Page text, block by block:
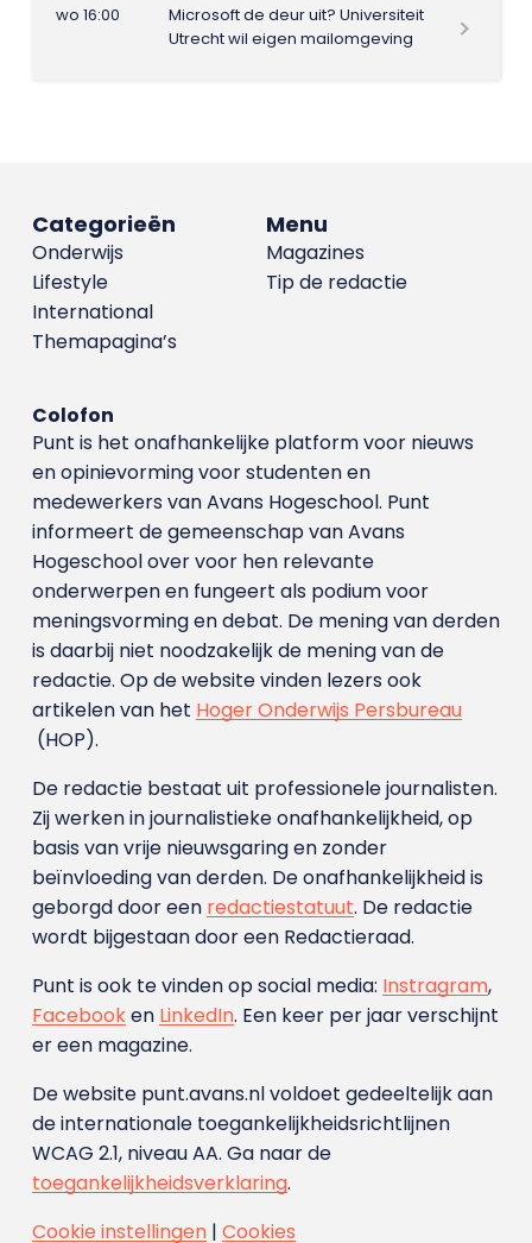
wo 16:00
Microsoft de deur uit? Universiteit
Utrecht wil eigen mailomgeving
Menu
Magazines
Tip de redactie
Categorieën
Onderwijs
Lifestyle
International
Themapagina’s
Colofon
Punt is het onafhankelijke platform voor nieuws
en opinievorming voor studenten en
medewerkers van Avans Hoge­school. Punt
informeert de gemeenschap van Avans
Hogeschool over voor hen relevante
onderwerpen en fungeert als podium voor
meningsvorming en debat. De mening van derden
is daarbij niet noodzakelijk de mening van de
redactie. Op de website vinden lezers ook
artikelen van het Hoger Onderwijs Persbureau
(HOP).
De redactie bestaat uit professionele journalisten.
Zij werken in journalistieke onafhankelijkheid, op
basis van vrije nieuwsgaring en zonder
beïnvloeding van derden. De onafhankelijkheid is
geborgd door een redactiestatuut. De redactie
wordt bijgestaan door een Redactieraad.
Punt is ook te vinden op social media: Instragram,
Facebooken LinkedIn. Een keer per jaar verschijnt
er een magazine.
De website punt.avans.nl voldoet gedeeltelijk aan
de internationale toegankelijkheidsrichtlijnen
WCAG 2.1, niveau AA. Ga naar de
toegankelijkheidsverklaring.
Cookie instellingen| Cookies